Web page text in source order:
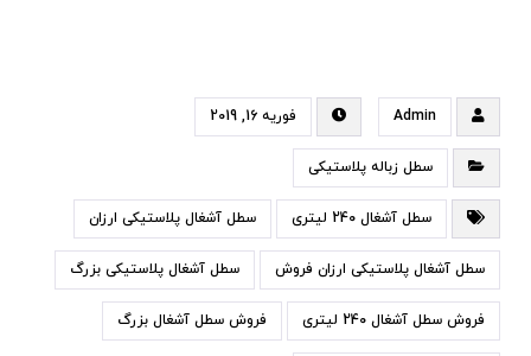
Admin فوریه 16, 2019
سطل زباله پلاستیکی
سطل آشغال 240 لیتری سطل آشغال پلاستیکی ارزان
سطل آشغال پلاستیکی ارزان فروش سطل آشغال پلاستیکی بزرگ
فروش سطل آشغال 240 لیتری فروش سطل آشغال بزرگ